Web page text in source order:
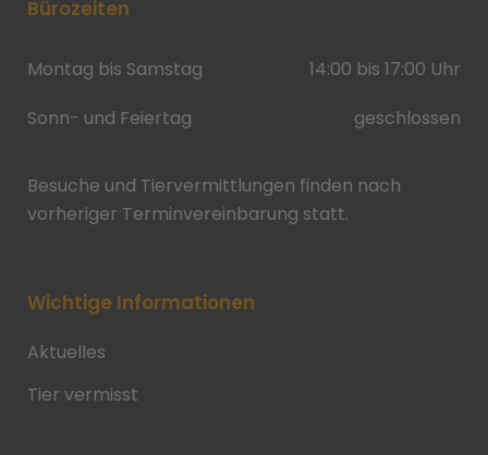
Bürozeiten
Montag bis Samstag
14:00 bis 17:00 Uhr
Sonn- und Feiertag
geschlossen
Besuche und Tiervermittlungen finden nach
vorheriger Terminvereinbarung statt.
Wichtige Informationen
Aktuelles
Tier vermisst